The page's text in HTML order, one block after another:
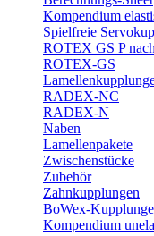
Kompendium
Spielfreie
ROTEX GS P
ROTEX-GS
RADEX-NC
RADEX-N
Naben
Lamellenpakete
Zwischenstücke
Zubehör
Zahnkupplungen
BoWex-
Kompendium